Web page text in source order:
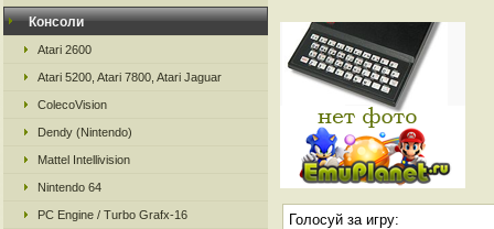
Консоли
Atari 2600
Atari 5200, Atari 7800, Atari Jaguar
ColecoVision
Dendy (Nintendo)
Mattel Intellivision
Nintendo 64
PC Engine / Turbo Grafx-16 Голосуй за игру: